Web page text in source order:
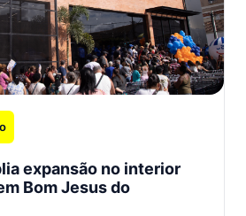
expansão no interior
Bom Jesus do